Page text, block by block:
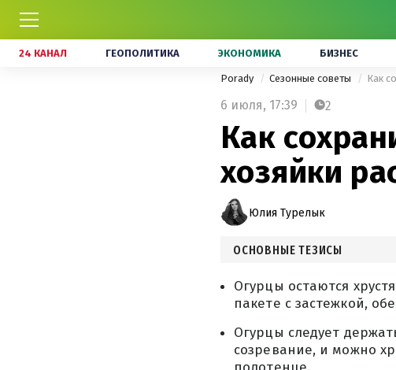
24 КАНАЛ ГЕОПОЛИТИКА ЭКОНОМИКА БИЗНЕС
Porady Сезонные советы Как
6 июля, 17:39 2
Как
хозяйки
Юлия Турелык
ОСНОВНЫЕ ТЕЗИСЫ
Огурцы остаются
пакете с застежкой,
Огурцы следует
созревание, и можно